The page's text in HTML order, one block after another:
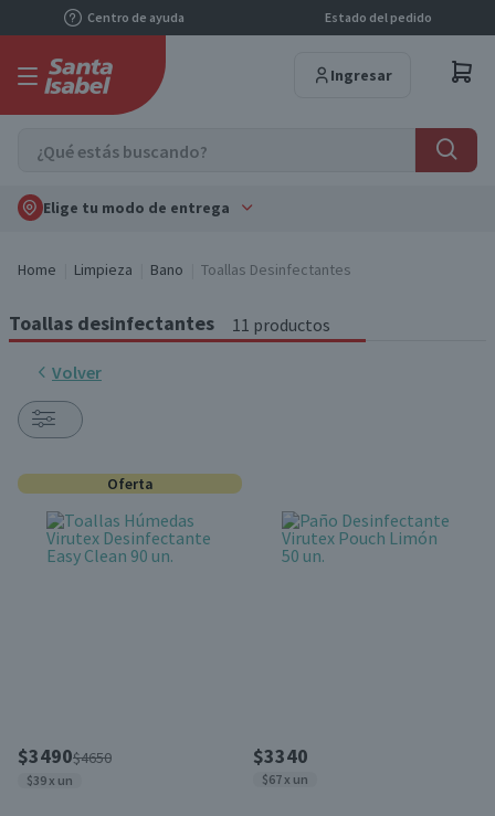
Centro de ayuda Estado del pedido
Ingresar
Elige tu modo de entrega
Home Limpieza Bano Toallas Desinfectantes
Toallas desinfectantes 11 productos
Volver
Oferta
$3490$4650
$39 x un
$3340
$67 x un